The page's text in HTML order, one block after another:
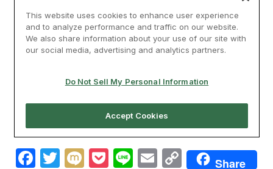
Facebook
Twitter
MixiPocket
LineEmailCopyShare